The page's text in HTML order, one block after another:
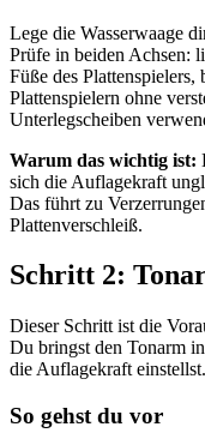
Lege die Wasserwaage
Prüfe in beiden Achsen:
Füße des
Plattenspielern ohne
Unterlegscheiben
Warum das wichtig ist:
sich die Auflagekraft
Das führt zu
Plattenverschleiß.
Schritt 2:
Dieser Schritt ist die
Du bringst den Tonarm
die Auflagekraft einstellst.
So gehst du vor